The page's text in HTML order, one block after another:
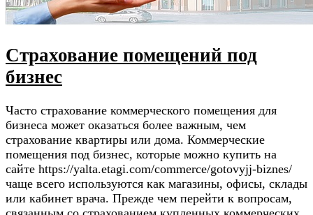
Страхование помещений под
бизнес
Часто страхование коммерческого помещения для
бизнеса может оказаться более важным, чем
страхование квартиры или дома. Коммерческие
помещения под бизнес, которые можно купить на
сайте https://yalta.etagi.com/commerce/gotovyjj-biznes/
чаще всего используются как магазины, офисы, склады
или кабинет врача. Прежде чем перейти к вопросам,